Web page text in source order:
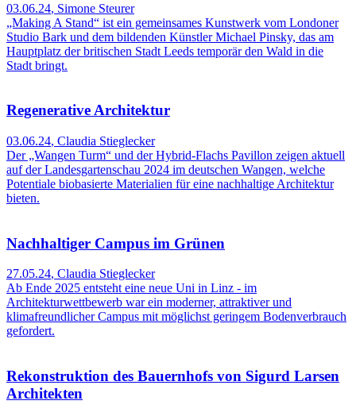
03.06.24, Simone Steurer
„Making A Stand“ ist ein gemeinsames Kunstwerk vom Londoner
Studio Bark und dem bildenden Künstler Michael Pinsky, das am
Hauptplatz der britischen Stadt Leeds temporär den Wald in die
Stadt bringt.
Regenerative Architektur
03.06.24, Claudia Stieglecker
Der „Wangen Turm“ und der Hybrid-Flachs Pavillon zeigen aktuell
auf der Landesgartenschau 2024 im deutschen Wangen, welche
Potentiale biobasierte Materialien für eine nachhaltige Architektur
bieten.
Nachhaltiger Campus im Grünen
27.05.24, Claudia Stieglecker
Ab Ende 2025 entsteht eine neue Uni in Linz - im
Architekturwettbewerb war ein moderner, attraktiver und
klimafreundlicher Campus mit möglichst geringem Bodenverbrauch
gefordert.
Rekonstruktion des Bauernhofs von Sigurd Larsen
Architekten